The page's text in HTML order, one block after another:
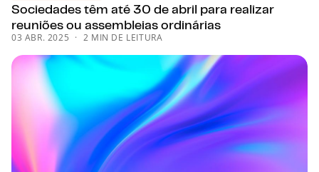
Sociedades têm até 30 de abril para realizar
reuniões ou assembleias ordinárias
03 ABR. 2025 2 MIN DE LEITURA